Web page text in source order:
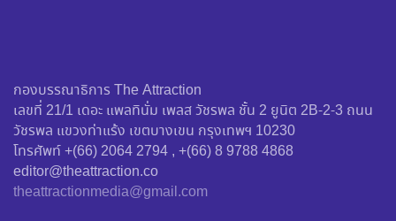
กองบรรณาธิการ The Attraction
เลขที่ 21/1 เดอะ แพลทินั่ม เพลส วัชรพล ชั้น 2 ยูนิต 2B-2-3 ถนน
วัชรพล แขวงท่าแร้ง เขตบางเขน กรุงเทพฯ 10230
โทรศัพท์ +(66) 2064 2794 , +(66) 8 9788 4868
editor@theattraction.co
theattractionmedia@gmail.com